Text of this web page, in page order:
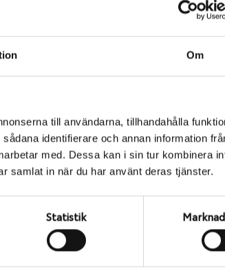
Om
till användarna, tillhandahålla
identifierare och annan information
med. Dessa kan i sin tur kombinera
samlat in när du har använt deras tjänster.
Statistik
våra däckverkstäder i Göteborg. Välj
När vi byter dina däck ser vi till att